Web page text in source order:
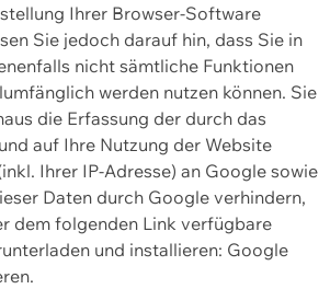
Ihrer Browser-Software
Sie jedoch darauf hin, dass Sie in
nicht sämtliche Funktionen
werden nutzen können. Sie
die Erfassung der durch das
auf Ihre Nutzung der Website
Ihrer IP-Adresse) an Google sowie
Daten durch Google verhindern,
dem folgenden Link verfügbare
und installieren: Google